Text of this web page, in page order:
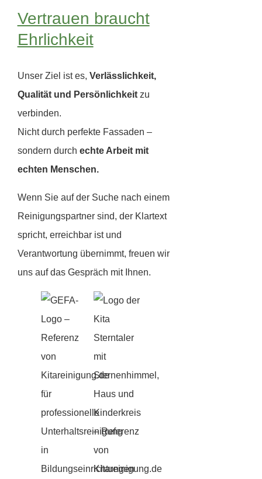
Vertrauen braucht
Ehrlichkeit
Unser Ziel ist es, Verlässlichkeit,
Qualität und Persönlichkeitzu
verbinden.
Nicht durch perfekte Fassaden –
sondern durch echte Arbeit mit
echten Menschen.
Wenn Sie auf der Suche nach einem
Reinigungspartner sind, der Klartext
spricht, erreichbar ist und
Verantwortung übernimmt, freuen wir
uns auf das Gespräch mit Ihnen.